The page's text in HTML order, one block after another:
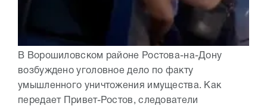
В Ворошиловском районе Ростова-на-Дону
возбуждено уголовное дело по факту
умышленного уничтожения имущества. Как
передает Привет-Ростов, следователи